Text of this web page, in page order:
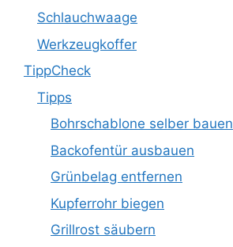
Schlauchwaage
Werkzeugkoffer
TippCheck
Tipps
Bohrschablone selber bauen
Backofentür ausbauen
Grünbelag entfernen
Kupferrohr biegen
Grillrost säubern